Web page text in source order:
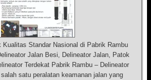
Kualitas Standar Nasional di Pabrik Rambu
Jalan Besi, Delineator Jalan, Patok
Terdekat Pabrik Rambu – Delineator
satu peralatan keamanan jalan yang